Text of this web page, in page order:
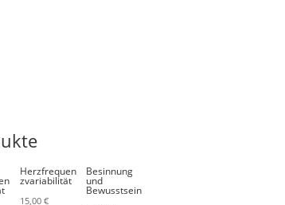
Herzfrequen
zvariabilität
15,00 €
Besinnung
und
Bewusstsein